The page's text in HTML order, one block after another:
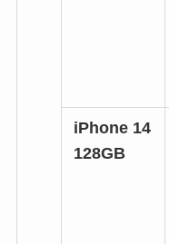
iPhone 14
128GB